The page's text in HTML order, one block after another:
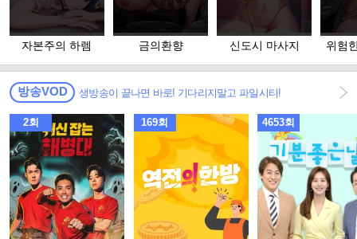
자본주의 하렘 금의환향 신도시 마사지
위험
방송VOD 생방송이 끝나면 바로! 기다리지말고 파일시티!
2회 169회 4653회